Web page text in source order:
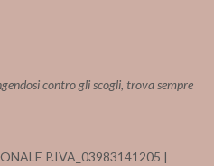
contro gli scogli, trova sempre
P.IVA_03983141205 |